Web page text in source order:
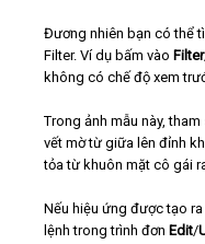
Đương nhiên bạn có thể
Filter. Ví dụ bấm vào Filter
không có chế độ xem
Trong ảnh mẫu này, tham
vết mờ từ giữa lên đỉnh
tỏa từ khuôn mặt cô gái
Nếu hiệu ứng được tạo
lệnh trong trình đơn Edit/